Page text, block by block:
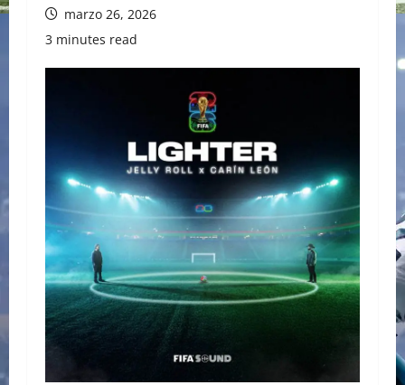
marzo 26, 2026
3 minutes read